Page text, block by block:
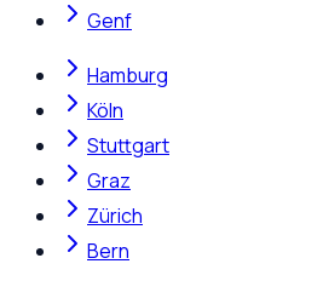
Genf
Hamburg
Köln
Stuttgart
Graz
Zürich
Bern